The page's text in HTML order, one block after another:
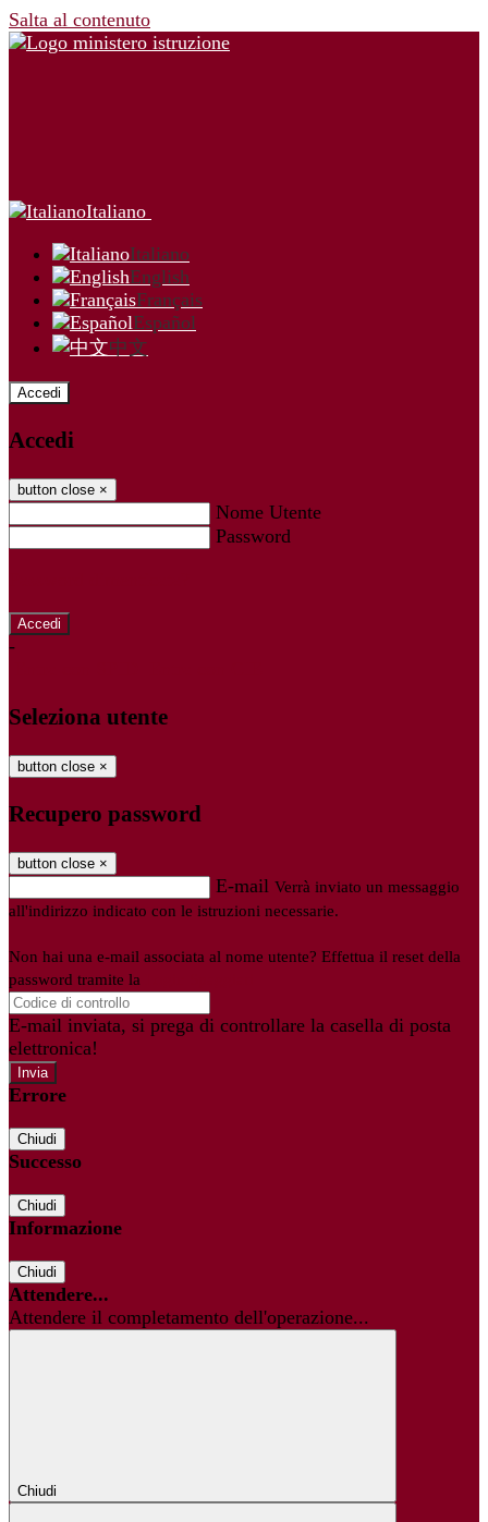
Salta al contenuto
Italiano
Italiano
English
Français
Español
中文
Accedi
Accedi
button close ×
Nome Utente
Password
-
Seleziona utente
button close ×
Recupero password
button close ×
E-mail Verrà inviato un messaggio
all'indirizzo indicato con le istruzioni necessarie.
Non hai una e-mail associata al nome utente? Effettua il reset della
password tramite la
E-mail inviata, si prega di controllare la casella di posta
elettronica!
Errore
Chiudi
Successo
Chiudi
Informazione
Chiudi
Attendere...
Attendere il completamento dell'operazione...
Chiudi